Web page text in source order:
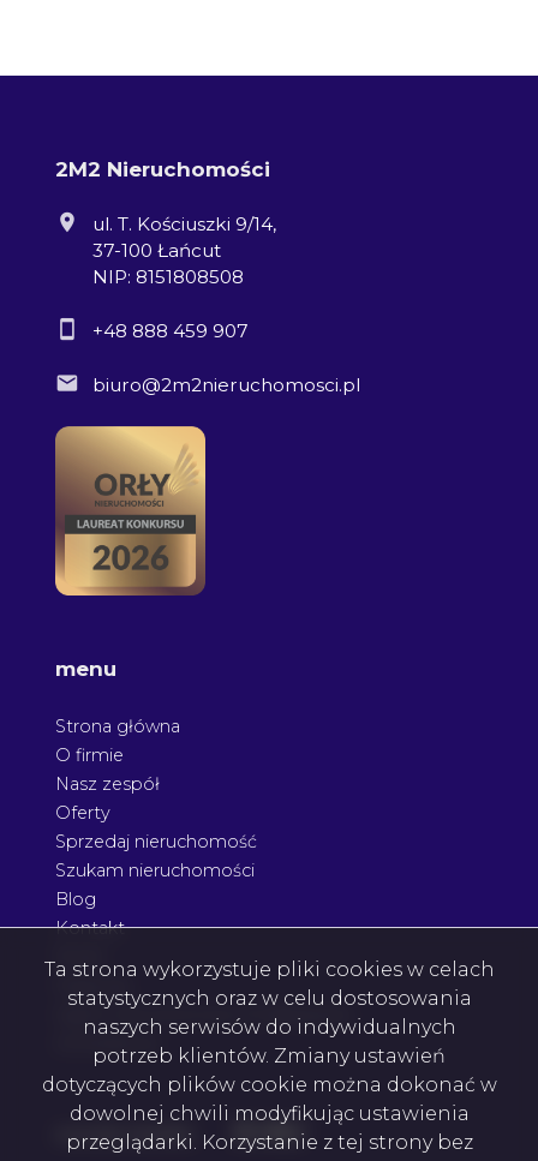
2M2 Nieruchomości
ul. T. Kościuszki 9/14,
37-100 Łańcut
NIP: 8151808508
+48 888 459 907
biuro@2m2nieruchomosci.pl
menu
Strona główna
O firmie
Nasz zespół
Oferty
Sprzedaj nieruchomość
Szukam nieruchomości
Blog
Kontakt
Agent nieruchomości Podkarpacie
Architektura
social media Facebook
Facebook
Facebook
Facebook
Ta strona wykorzystuje pliki cookies w celach
statystycznych oraz w celu dostosowania
naszych serwisów do indywidualnych
potrzeb klientów. Zmiany ustawień
dotyczących plików cookie można dokonać w
dowolnej chwili modyfikując ustawienia
przeglądarki. Korzystanie z tej strony bez